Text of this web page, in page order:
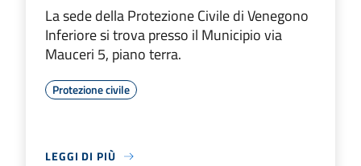
La sede della Protezione Civile di Venegono
Inferiore si trova presso il Municipio via
Mauceri 5, piano terra.
Protezione civile
LEGGI DI PIÙ